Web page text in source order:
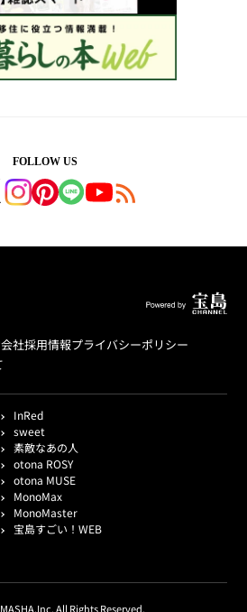
FOLLOW US
社採用情報プライバシーポリシー
InRed
sweet
素敵なあの人
otona ROSY
otona MUSE
MonoMax
MonoMaster
宝島すごい！WEB
All Rights Reserved.